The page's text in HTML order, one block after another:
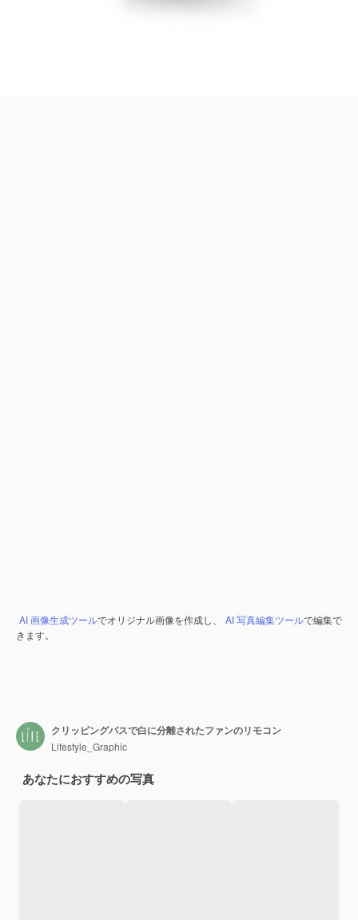
AI 画像生成ツールでオリジナル画像を作成し、 AI 写真編集ツールで編集で
きます。
クリッピングパスで白に分離されたファンのリモコン
Lifestyle_Graphic
あなたにおすすめの写真